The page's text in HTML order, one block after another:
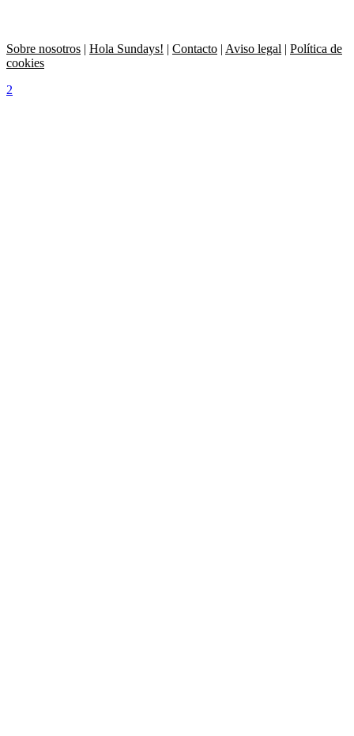
Sobre nosotros Hola Sundays! Contacto Aviso legal
Política de
cookies